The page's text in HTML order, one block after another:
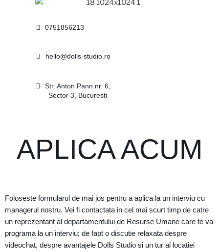
0751856213
hello@dolls-studio.ro
Str. Anton Pann nr. 6,
Sector 3, Bucuresti
APLICA ACUM
Foloseste formularul de mai jos pentru a aplica la un interviu cu
managerul nostru. Vei fi contactata in cel mai scurt timp de catre
un reprezentant al departamentului de Resurse Umane care te va
programa la un interviu; de fapt o discutie relaxata despre
videochat, despre avantajele Dolls Studio si un tur al locatiei